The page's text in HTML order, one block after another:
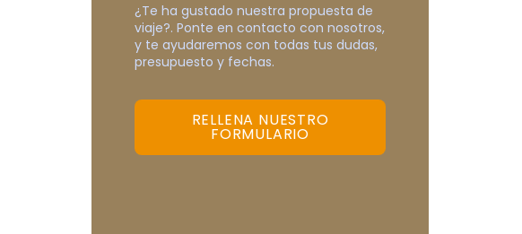
¿Te ha gustado nuestra propuesta de
viaje?. Ponte en contacto con nosotros,
y te ayudaremos con todas tus dudas,
presupuesto y fechas.
RELLENA NUESTRO
FORMULARIO